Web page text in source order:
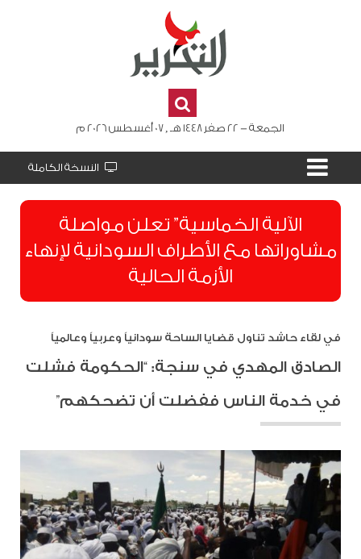
الجمعة - 22 صفر 1448 هـ , 07 أغسطس 2026 م
النسخة الكاملة
الآلية الخماسية” تعلن مواصلة
مشاوراتها مع الأطراف السودانية لإنهاء
الأزمة الحالية
في لقاء حاشد تناول قضايا الساحة سودانياً وعربياً وعالمياً
الصادق المهدي في سنجة: “الحكومة فشلت
في خدمة الناس ففضلت أن تضحكهم”